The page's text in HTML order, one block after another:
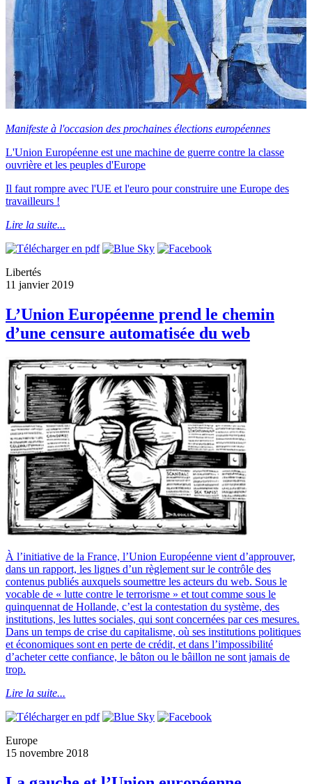
Manifeste à l'occasion des prochaines élections européennes
L'Union Européenne est une machine de guerre contre la classe
ouvrière et les peuples d'Europe
Il faut rompre avec l'UE et l'euro pour construire une Europe des
travailleurs !
Lire la suite...
Libertés
11 janvier 2019
L’Union Européenne prend le chemin
d’une censure automatisée du web
À l’initiative de la France, l’Union Européenne vient d’approuver,
dans un rapport, les lignes d’un règlement sur le contrôle des
contenus publiés auxquels soumettre les acteurs du web. Sous le
vocable de « lutte contre le terrorisme » et tout comme sous le
quinquennat de Hollande, c’est la contestation du système, des
institutions, les luttes sociales, qui sont concernées par ces mesures.
Dans un temps de crise du capitalisme, où ses institutions politiques
et économiques sont en perte de crédit, et dans l’impossibilité
d’acheter cette confiance, le bâton ou le bâillon ne sont jamais de
trop.
Lire la suite...
Europe
15 novembre 2018